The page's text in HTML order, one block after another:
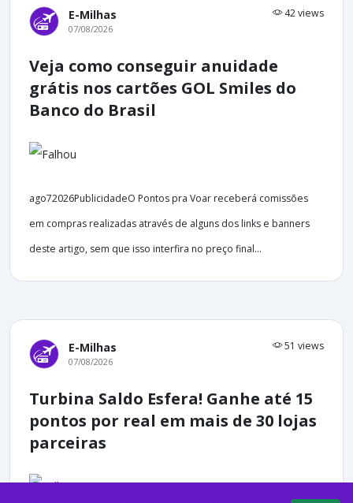
E-Milhas 42 views
07/08/2026
Veja como conseguir anuidade
grátis nos cartões GOL Smiles do
Banco do Brasil
ago72026PublicidadeO Pontos pra Voar receberá comissões
em compras realizadas através de alguns dos links e banners
deste artigo, sem que isso interfira no preço final...
E-Milhas 51 views
07/08/2026
Turbina Saldo Esfera! Ganhe até 15
pontos por real em mais de 30 lojas
parceiras